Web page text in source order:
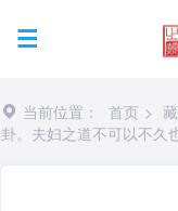
当前位置： 首页 >
卦。夫妇之道不可以不久